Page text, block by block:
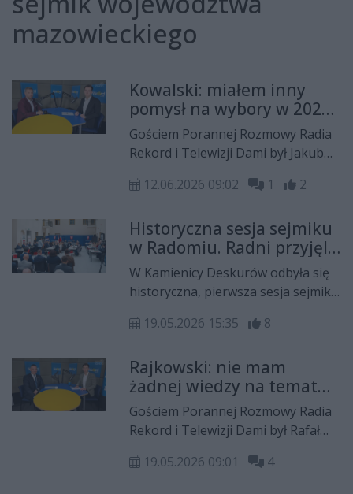
mazowieckiego
Kowalski: miałem inny
pomysł na wybory w 2024
roku, ale przyjąłem
decyzję mojego
Gościem Porannej Rozmowy Radia
Rekord i Telewizji Dami był Jakub
województwa mazowieckiego.
12.06.2026 09:02 1 2
Historyczna sesja sejmiku
w Radomiu. Radni przyjęli
stanowisko ws.
upamiętnienia Czerwca
1976
W Kamienicy Deskurów odbyła się
historyczna, pierwsza sesja sejmiku
Radomiu. Radni już na samym
sprawie godnego upamiętnienia 50.
rocznicy Radomskiego Czerwca
1976 roku.
19.05.2026 15:35 8
Rajkowski: nie mam
żadnej wiedzy na temat
zakupu fortepianu przez
Szkołę Drzewną
Gościem Porannej Rozmowy Radia
Rekord i Telewizji Dami był Rafał
województwa mazowieckiego.
19.05.2026 09:01 4